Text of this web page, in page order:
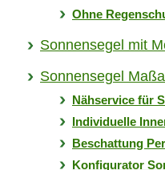
Ohne
Sonnensegel mit
Sonnensegel
Nähservice für
Individuelle
Beschattung
Konfigurator